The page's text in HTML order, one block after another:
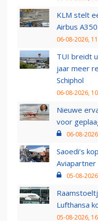
KLM stelt
Airbus
06-08-2026,
TUI breidt
jaar meer
Schiphol
06-08-2026,
Nieuwe
voor
06-08-
Saoedi’s
05-08-
Lufthansa
05-08-2026,